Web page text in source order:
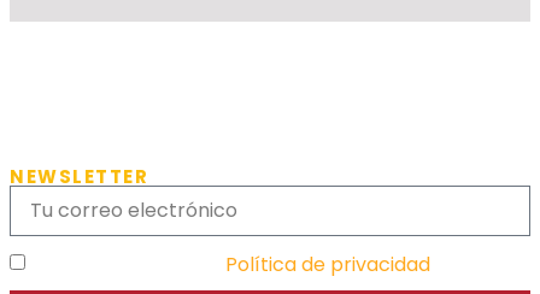
NEWSLETTER
Política de privacidad